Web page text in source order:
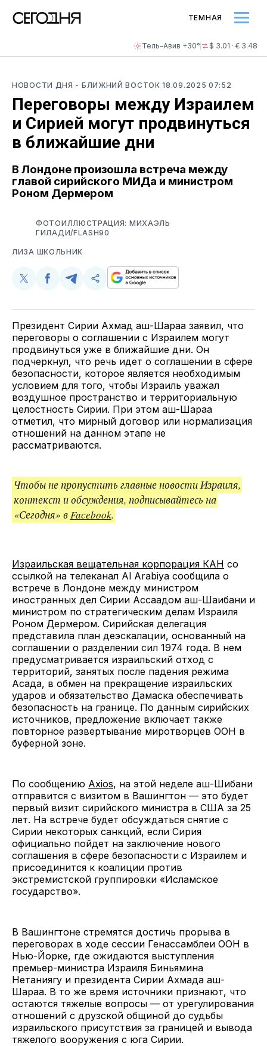
Тель-Авив +30° $ 3.01 · € 3.48
ТЕМНАЯ
НОВОСТИ ДНЯ - БЛИЖНИЙ ВОСТОК18.09.2025 07:52
Переговоры между Израилем
и Сирией могут продвинуться
в ближайшие дни
В Лондоне произошла встреча между
главой сирийского МИДа и министром
Роном Дермером
ФОТОИЛЛЮСТРАЦИЯ: МИХАЭЛЬ
ГИЛАДИ/FLASH90
ЛИЗА ШКОЛЬНИК
Поделиться
Twitter
Поделиться
Facebook
Поделиться
Telegram
Скопируйте
поделитесь
ссылкой
Президент Сирии Ахмад аш-Шараа заявил, что
переговоры о соглашении с Израилем могут
продвинуться уже в ближайшие дни. Он
подчеркнул, что речь идет о соглашении в сфере
безопасности, которое является необходимым
условием для того, чтобы Израиль уважал
воздушное пространство и территориальную
целостность Сирии. При этом аш-Шараа
отметил, что мирный договор или нормализация
отношений на данном этапе не
рассматриваются.
Чтобы не пропустить главные новости Израиля,
контекст и обсуждения, подписывайтесь на
«Сегодня» вFacebook.
Израильская вещательная корпорация КАН со
ссылкой на телеканал Al Arabiya сообщила о
встрече в Лондоне между министром
иностранных дел Сирии Ассаадом аш-Шаибани и
министром по стратегическим делам Израиля
Роном Дермером. Сирийская делегация
представила план деэскалации, основанный на
соглашении о разделении сил 1974 года. В нем
предусматривается израильский отход с
территорий, занятых после падения режима
Асада, в обмен на прекращение израильских
ударов и обязательство Дамаска обеспечивать
безопасность на границе. По данным сирийских
источников, предложение включает также
повторное развертывание миротворцев ООН в
буферной зоне.
По сообщению Axios, на этой неделе аш-Шибани
отправится с визитом в Вашингтон — это будет
первый визит сирийского министра в США за 25
лет. На встрече будет обсуждаться снятие с
Сирии некоторых санкций, если Сирия
официально пойдет на заключение нового
соглашения в сфере безопасности с Израилем и
присоединится к коалиции против
экстремистской группировки «Исламское
государство».
В Вашингтоне стремятся достичь прорыва в
переговорах в ходе сессии Генассамблеи ООН в
Нью-Йорке, где ожидаются выступления
премьер-министра Израиля Биньямина
Нетаниягу и президента Сирии Ахмада аш-
Шараа. В то же время источники признают, что
остаются тяжелые вопросы — от урегулирования
отношений с друзской общиной до судьбы
израильского присутствия за границей и вывода
тяжелого вооружения с юга Сирии.